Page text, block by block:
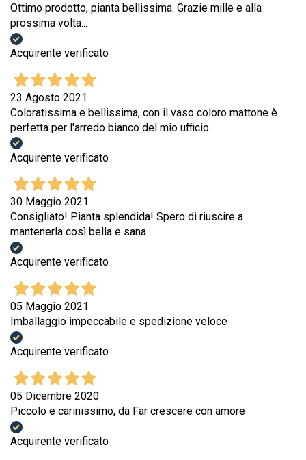
Ottimo prodotto, pianta bellissima. Grazie mille e alla
prossima volta...
Acquirente verificato
23 Agosto 2021
Coloratissima e bellissima, con il vaso coloro mattone è
perfetta per l'arredo bianco del mio ufficio
Acquirente verificato
30 Maggio 2021
Consigliato! Pianta splendida! Spero di riuscire a
mantenerla così bella e sana
Acquirente verificato
05 Maggio 2021
Imballaggio impeccabile e spedizione veloce
Acquirente verificato
05 Dicembre 2020
Piccolo e carinissimo, da Far crescere con amore
Acquirente verificato